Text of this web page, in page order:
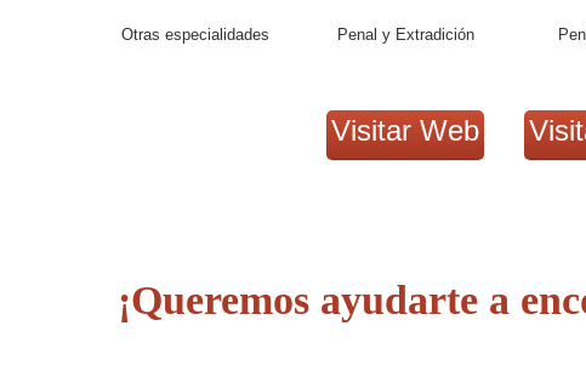
Otras especialidades Penal y Extradición
Visitar Web
¡Queremos ayudarte a